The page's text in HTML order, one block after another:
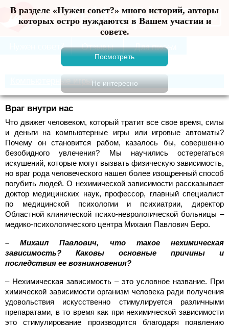
В разделе «Нужен совет?» много историй, авторы
которых остро нуждаются в Вашем участии и
совете.
Меню
Компьютерные игры
Враг внутри нас
Что движет человеком, который тратит все свое время, силы
и деньги на компьютерные игры или игровые автоматы?
Почему он становится рабом, казалось бы, совершенно
безобидного увлечения? Мы научились остерегаться
искушений, которые могут вызвать физическую зависимость,
но враг рода человеческого нашел более изощренный способ
погубить людей. О нехимической зависимости рассказывает
доктор медицинских наук, профессор, главный специалист
по медицинской психологии и психиатрии, директор
Областной клинической психо-неврологической больницы –
медико-психологического центра Михаил Павлович Беро.
– Михаил Павлович, что такое нехимическая
зависимость? Каковы основные причины и
последствия ее возникновения?
– Нехимическая зависимость – это условное название. При
химической зависимости организм человека ради получения
удовольствия искусственно стимулируется различными
препаратами, в то время как при нехимической зависимости
это стимулирование производится благодаря появлению